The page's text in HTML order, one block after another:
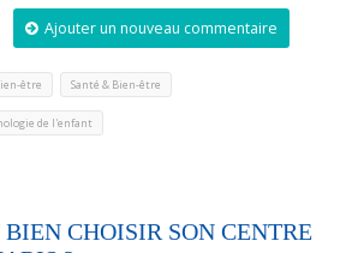
Ajouter un nouveau commentaire
être Santé & Bien-être
de l'enfant
CHOISIR SON CENTRE